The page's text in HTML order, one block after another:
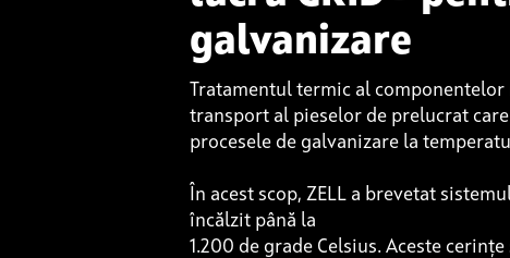
galvanizare
Tratamentul termic al componentelor
transport al pieselor de prelucrat
procesele de galvanizare la
În acest scop, ZELL a brevetat
încălzit până la
1.200 de grade Celsius. Aceste